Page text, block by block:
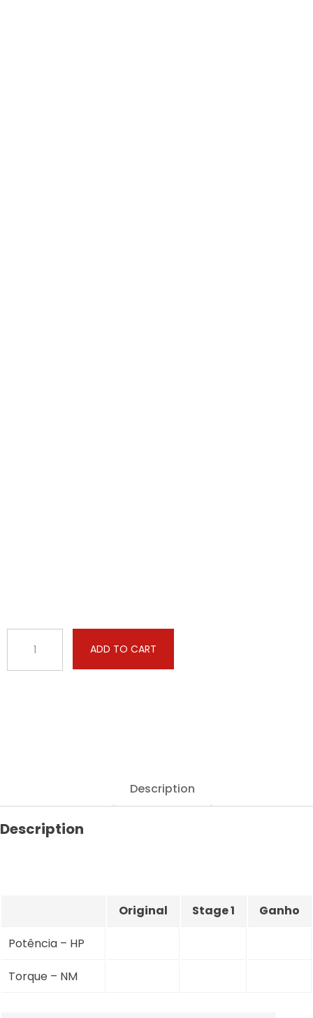
Jogger
ADD TO CART
Description
Description
Original Stage 1 Ganho
Potência – HP
Torque – NM